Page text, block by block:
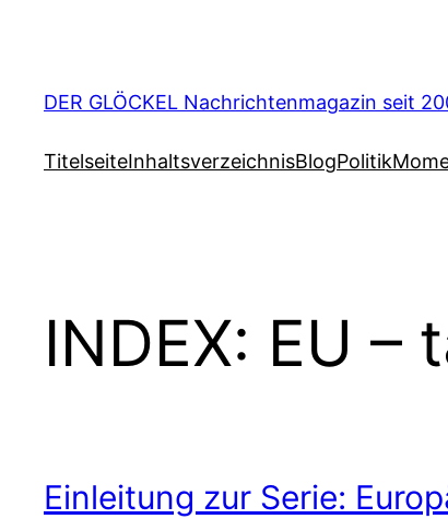
DER GLÖCKEL Nachrichtenmagazin seit
TitelseiteInhaltsverzeichnisBlogPolitik
INDEX: EU
Einleitung zur Serie: